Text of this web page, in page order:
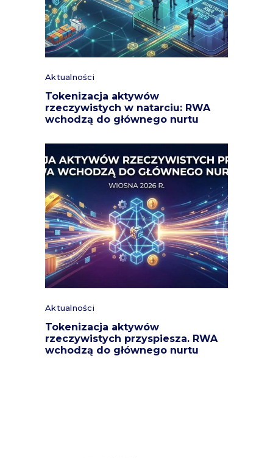
Aktualności
Tokenizacja aktywów
rzeczywistych w natarciu: RWA
wchodzą do głównego nurtu
Aktualności
Tokenizacja aktywów
rzeczywistych przyspiesza. RWA
wchodzą do głównego nurtu